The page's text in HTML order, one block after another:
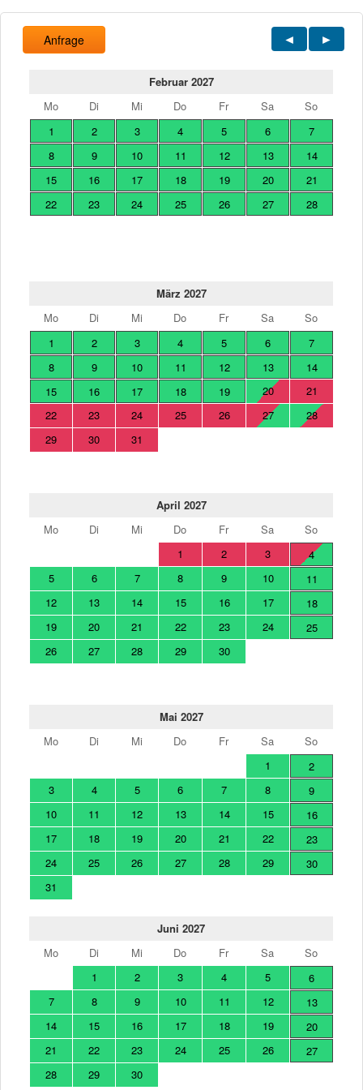
Anfrage
Februar 2027
Mo
Di Mi Do Fr Sa
So
1
2 3 4 5 6
7
8
9 10 11 12 13
14
15
16 17 18 19 20
21
22
23 24 25 26 27 28
März 2027
Mo
Di Mi Do Fr Sa
So
1
2 3 4 5 6
7
8
9 10 11 12 13
14
15
16 17 18 19 20
21
22
23 24 25 26 27
28
29
30 31
April 2027
Mo
Di Mi Do Fr Sa
So
1
2 3
4
5
6 7 8 9 10
11
12
13 14 15 16 17
18
19
20 21 22 23 24
25
26
27 28 29 30
Mai 2027
Mo
Di Mi Do Fr Sa
So
1
2
3
4 5 6 7 8
9
10
11 12 13 14 15
16
17
18 19 20 21 22
23
24
25 26 27 28 29
30
31
Juni 2027
Mo
Di Mi Do Fr Sa
So
1
2 3 4 5
6
7
8 9 10 11 12
13
14
15 16 17 18 19
20
21
22 23 24 25 26
27
28
29 30